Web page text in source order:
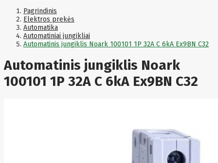
Apc
Apollo
Apple
Aqara
Arctic
ArtAsm
ASM
Asrock
Pagrindinis
Elektros prekės
Automatika
Automatiniai jungikliai
Automatinis jungiklis Noark 100101 1P 32A C 6kA Ex9BN C32
Automatinis jungiklis Noark
100101 1P 32A C 6kA Ex9BN C32